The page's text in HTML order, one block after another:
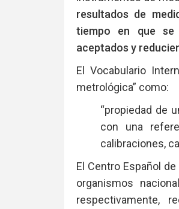
resultados de
tiempo en que se
aceptados y
El Vocabulario
metrológica” como:
“propiedad de
con una
calibraciones,
El Centro Español
organismos
respectivamente,